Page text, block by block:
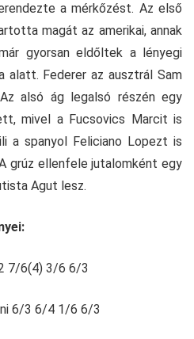
a mérkőzést. Az első
magát az amerikai, annak
gyorsan eldőltek a lényegi
alatt. Federer az ausztrál Sam
alsó ág legalsó részén egy
mivel a Fucsovics Marcit is
a spanyol Feliciano Lopezt is
grúz ellenfele jutalomként egy
Agut lesz.
7/6(4) 3/6 6/3
6/3 6/4 1/6 6/3